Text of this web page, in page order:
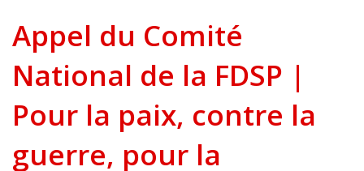
Appel du Comité
National de la FDSP |
Pour la paix, contre la
guerre, pour la